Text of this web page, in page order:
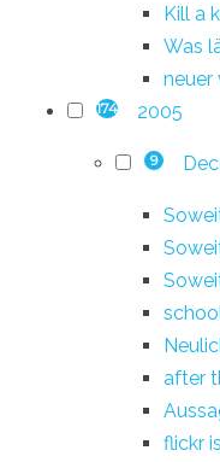
Kill a
Was
neuer
174 2005
9
after
flickr